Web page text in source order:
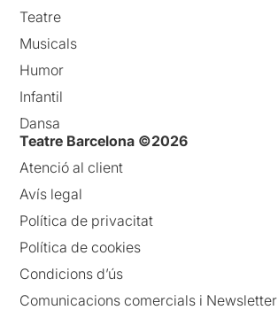
Teatre
Musicals
Humor
Infantil
Dansa
Teatre Barcelona ©2026
Atenció al client
Avís legal
Política de privacitat
Política de cookies
Condicions d’ús
Comunicacions comercials i Newsletter